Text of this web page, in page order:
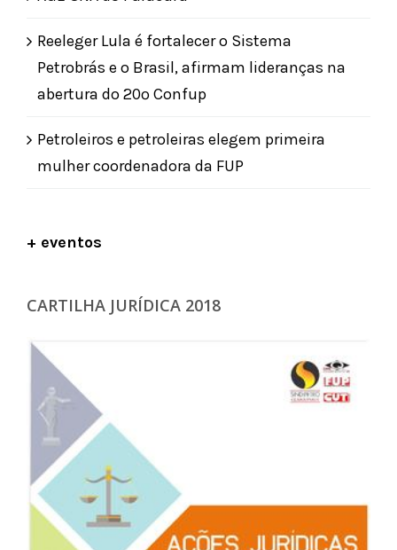
Reeleger Lula é fortalecer o Sistema
Petrobrás e o Brasil, afirmam lideranças na
abertura do 20º Confup
Petroleiros e petroleiras elegem primeira
mulher coordenadora da FUP
+ eventos
CARTILHA JURÍDICA 2018